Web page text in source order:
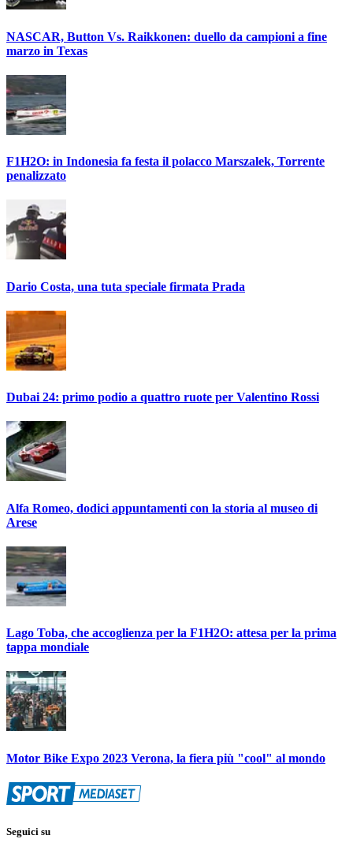
NASCAR, Button Vs. Raikkonen: duello da campioni a fine
marzo in Texas
F1H2O: in Indonesia fa festa il polacco Marszalek, Torrente
penalizzato
Dario Costa, una tuta speciale firmata Prada
Dubai 24: primo podio a quattro ruote per Valentino Rossi
Alfa Romeo, dodici appuntamenti con la storia al museo di
Arese
Lago Toba, che accoglienza per la F1H2O: attesa per la prima
tappa mondiale
Motor Bike Expo 2023 Verona, la fiera più "cool" al mondo
Seguici su